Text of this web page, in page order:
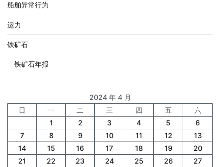
船舶异常行为
运力
铁矿石
铁矿石年报
2024 年 4 月
日
一 二 三 四 五
六
1
2 3 4 5
6
7
8 9 10 11 12
13
14
15 16 17 18 19
20
21
22 23 24 25 26
27